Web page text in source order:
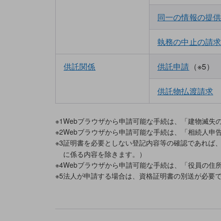
同一の情報の提
執務の中止の請求
手続分類 Webブラウザ
総合
供託関係 供託申請 （※5）
供託物払渡請求
※1Webブラウザから申請可能な手続は、「建物滅失
※2Webブラウザから申請可能な手続は、「相続人申
※3証明書を必要としない登記内容等の確認であれば
に係る内容を除きます。）
※4Webブラウザから申請可能な手続は、「役員の住
※5法人が申請する場合は、資格証明書の別送が必要